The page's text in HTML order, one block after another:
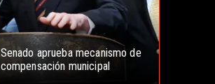
Senado aprueba mecanismo de
compensación municipal